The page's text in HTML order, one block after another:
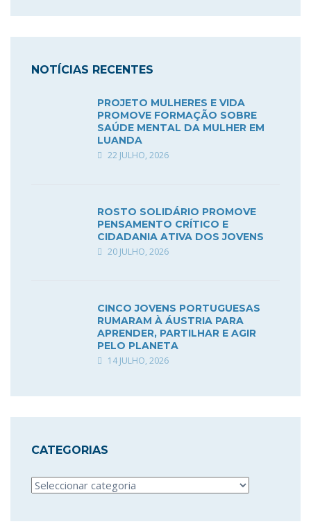
NOTÍCIAS RECENTES
PROJETO MULHERES E VIDA
PROMOVE FORMAÇÃO SOBRE
SAÚDE MENTAL DA MULHER EM
LUANDA
22 JULHO, 2026
ROSTO SOLIDÁRIO PROMOVE
PENSAMENTO CRÍTICO E
CIDADANIA ATIVA DOS JOVENS
20 JULHO, 2026
CINCO JOVENS PORTUGUESAS
RUMARAM À ÁUSTRIA PARA
APRENDER, PARTILHAR E AGIR
PELO PLANETA
14 JULHO, 2026
CATEGORIAS
Categorias